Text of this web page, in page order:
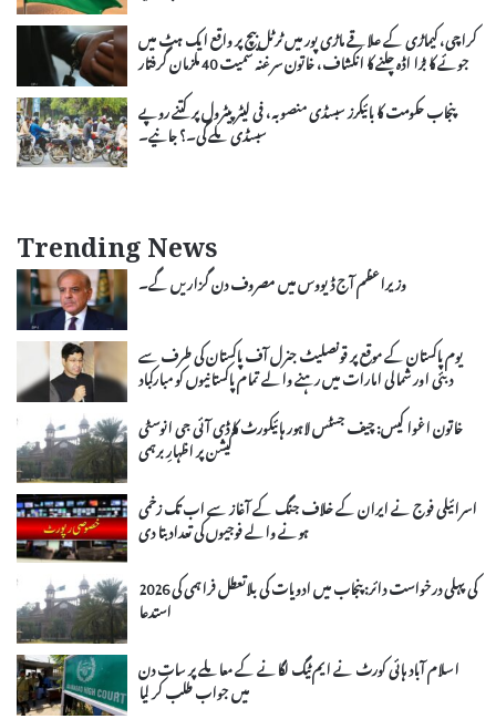
کراچی، کیماڑی کے علاقے ماڑی پور میں ٹرٹل بیچ پر واقع ایک ہٹ میں
جوئے کا بڑا اڈہ چلنے کا انکشاف، خاتون سرغنہ سمیت 40 ملزمان گرفتار
پنجاب حکومت کا بائیکرز سبسڈی منصوبہ، فی لیٹر پیٹرول پر کتنے روپے
سبسڈی ملے گی۔؟ جانیے۔
Trending News
وزیراعظم آج ڈیووس میں مصروف دن گزاریں گے۔
یوم پاکستان کے موقع پر قونصلیٹ جنرل آف پاکستان کی طرف سے
دبئی اور شمالی امارات میں رہنے والے تمام پاکستانیوں کو مبارکباد
خاتون اغوا کیس: چیف جسٹس لاہور ہائیکورٹ کا ڈی آئی جی انوسٹی
گیشن پر اظہارِ برہمی
اسرائیلی فوج نے ایران کے خلاف جنگ کے آغاز سے اب تک زخمی
ہونے والے فوجیوں کی تعداد بتا دی
2026 کی پہلی درخواست دائر: پنجاب میں ادویات کی بلاتعطل فراہمی کی
استدعا
اسلام آباد ہائی کورٹ نے ایم ٹیگ لگانے کے معاملے پر سات دن
میں جواب طلب کر لیا